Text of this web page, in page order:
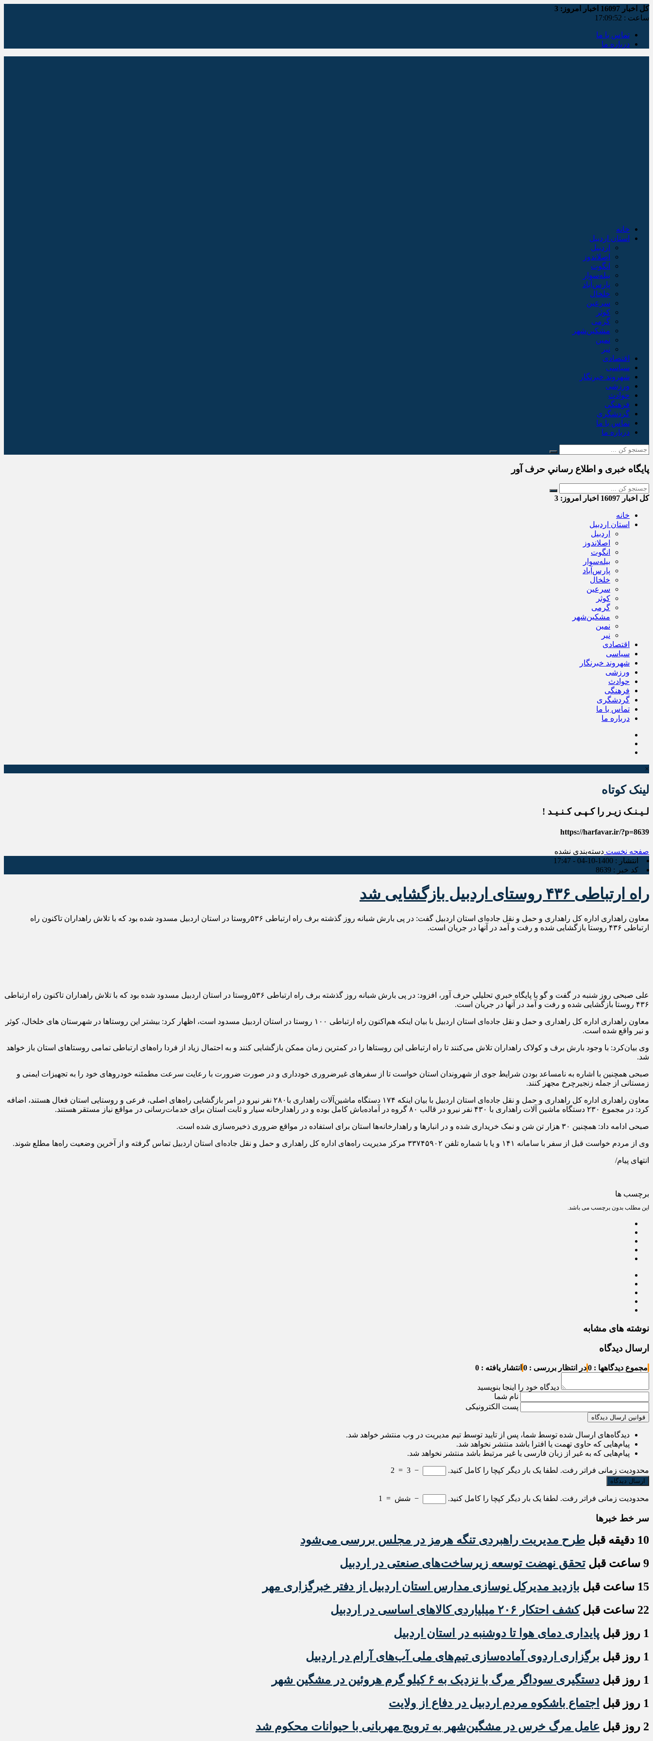
کل اخبار اخبار امروز: 3
ساعت : 17:09:53
تماس با ما
درباره ما
خانه
استان اردبیل
اردبیل
اصلاندوز
انگوت
بیله‌سوار
پارس‌آباد
خلخال
سرعین
کوثر
گرمی
مشکین‌شهر
نمین
نیر
اقتصادی
سیاسی
شهروند خبرنگار
ورزشی
حوادث
فرهنگی
گردشگری
تماس با ما
درباره ما
پایگاه خبری و اطلاع رساني حرف آور
کل اخبار اخبار امروز: 3
خانه
استان اردبیل
اردبیل
اصلاندوز
انگوت
بیله‌سوار
پارس‌آباد
خلخال
سرعین
کوثر
گرمی
مشکین‌شهر
نمین
نیر
اقتصادی
سیاسی
شهروند خبرنگار
ورزشی
حوادث
فرهنگی
گردشگری
تماس با ما
درباره ما
×
لینک کوتاه
لـیـنـک زیـر را کـپـی کـنـیـد !
https://harfavar.ir/?p=8639
صفحه نخست دسته‌بندی نشده
انتشار : 1400-10-04 - 17:47
کد خبر : 8639
راه ارتباطی ۴۳۶ روستای اردبیل بازگشایی شد
معاون راهداری اداره کل راهداری و حمل و نقل جاده‌ای استان اردبیل گفت: در پی بارش شبانه روز گذشته برف راه ارتباطی ۵۳۶روستا در استان اردبیل مسدود شده بود که با تلاش راهداران تاکنون راه
ارتباطی ۴۳۶ روستا بازگشایی شده و رفت و آمد در آنها در جریان است.
علی صبحی روز شنبه در گفت و گو با پايگاه خبري تحليلي حرف آور، افزود: در پی بارش شبانه روز گذشته برف راه ارتباطی ۵۳۶روستا در استان اردبیل مسدود شده بود که با تلاش راهداران تاکنون راه ارتباطی
۴۳۶ روستا بازگشایی شده و رفت و آمد در آنها در جریان است.
معاون راهداری اداره کل راهداری و حمل و نقل جاده‌ای استان اردبیل با بیان اینکه هم‌اکنون راه ارتباطی ۱۰۰ روستا در استان اردبیل مسدود است، اظهار کرد: بیشتر این روستاها در شهرستان های خلخال، کوثر
و نیر واقع شده است.
وی بیان‌کرد: با وجود بارش برف و کولاک راهداران تلاش می‌کنند تا راه‌ ارتباطی این روستاها را در کمترین زمان ممکن بازگشایی کنند و به احتمال زیاد از فردا راه‌های ارتباطی تمامی روستاهای استان باز خواهد
شد.
صبحی همچنین با اشاره به نامساعد بودن شرایط جوی از شهروندان استان خواست تا از سفرهای غیرضروری خودداری و در صورت ضرورت با رعایت سرعت مطمئنه خودروهای خود را به تجهیزات ایمنی و
زمستانی از جمله زنجیرچرخ مجهز کنند.
معاون راهداری اداره کل راهداری و حمل و نقل جاده‌ای استان اردبیل با بیان اینکه ۱۷۴ دستگاه ماشین‌آلات راهداری با۲۸۰ نفر نیرو در امر بازگشایی راه‌های اصلی، فرعی و روستایی استان فعال هستند، اضافه
کرد: در مجموع ۲۳۰ دستگاه ماشین آلات راهداری با ۴۳۰ نفر نیرو در قالب ۸۰ گروه در آماده‌باش کامل بوده و در راهدارخانه سیار و ثابت استان برای خدمات‌رسانی در مواقع نیاز مستقر هستند.
صبحی ادامه داد: همچنین ۳۰ هزار تن شن و نمک خریداری شده و در انبارها و راهدارخانه‌ها استان برای استفاده در مواقع ضروری ذخیره‌سازی شده است.
وی از مردم خواست قبل از سفر با سامانه ۱۴۱ و یا با شماره تلفن ۳۳۷۴۵۹۰۲ مرکز مدیریت راه‌های اداره کل راهداری و حمل و نقل جاده‌ای استان اردبیل تماس گرفته و از آخرین وضعیت راه‌ها مطلع شوند.
انتهای پیام/
برچسب ها
این مطلب بدون برچسب می باشد.
نوشته های مشابه
ارسال دیدگاه
مجموع دیدگاهها : 0 در انتظار بررسی : 0 انتشار یافته : 0
دیدگاه خود را اینجا بنویسید
نام شما
پست الکترونیکی
قوانین ارسال دیدگاه
دیدگاه‌های ارسال شده توسط شما، پس از تایید توسط تیم مدیریت در وب منتشر خواهد شد.
پیام‌هایی که حاوی تهمت یا افترا باشد منتشر نخواهد شد.
پیام‌هایی که به غیر از زبان فارسی یا غیر مرتبط باشد منتشر نخواهد شد.
محدودیت زمانی فراتر رفت. لطفا یک بار دیگر کپچا را کامل کنید. −
3
=
2
محدودیت زمانی فراتر رفت. لطفا یک بار دیگر کپچا را کامل کنید. − شش =
1
سر خط خبرها
10 دقیقه قبل
طرح مدیریت راهبردی تنگه هرمز در مجلس بررسی می‌شود
9 ساعت قبل
تحقق نهضت توسعه زیرساخت‌های صنعتی در اردبیل
15 ساعت قبل
بازدید مدیرکل نوسازی مدارس استان اردبیل از دفتر خبرگزاری مهر
22 ساعت قبل
کشف احتکار ۲۰۶ میلیاردی کالاهای اساسی در اردبیل
1 روز قبل
پایداری دمای هوا تا دوشنبه در استان اردبیل
1 روز قبل
برگزاری اردوی آماده‌سازی تیم‌های ملی آب‌های آرام در اردبیل
1 روز قبل
دستگیری سوداگر مرگ با نزدیک به ۶ کیلو گرم هروئین در مشگین شهر
1 روز قبل
اجتماع باشکوه مردم اردبیل در دفاع از ولایت
2 روز قبل
عامل مرگ خرس در مشگین‌شهر به ترویج مهربانی با حیوانات محکوم شد